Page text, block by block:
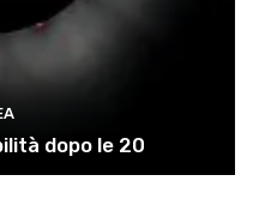
dopo le 20